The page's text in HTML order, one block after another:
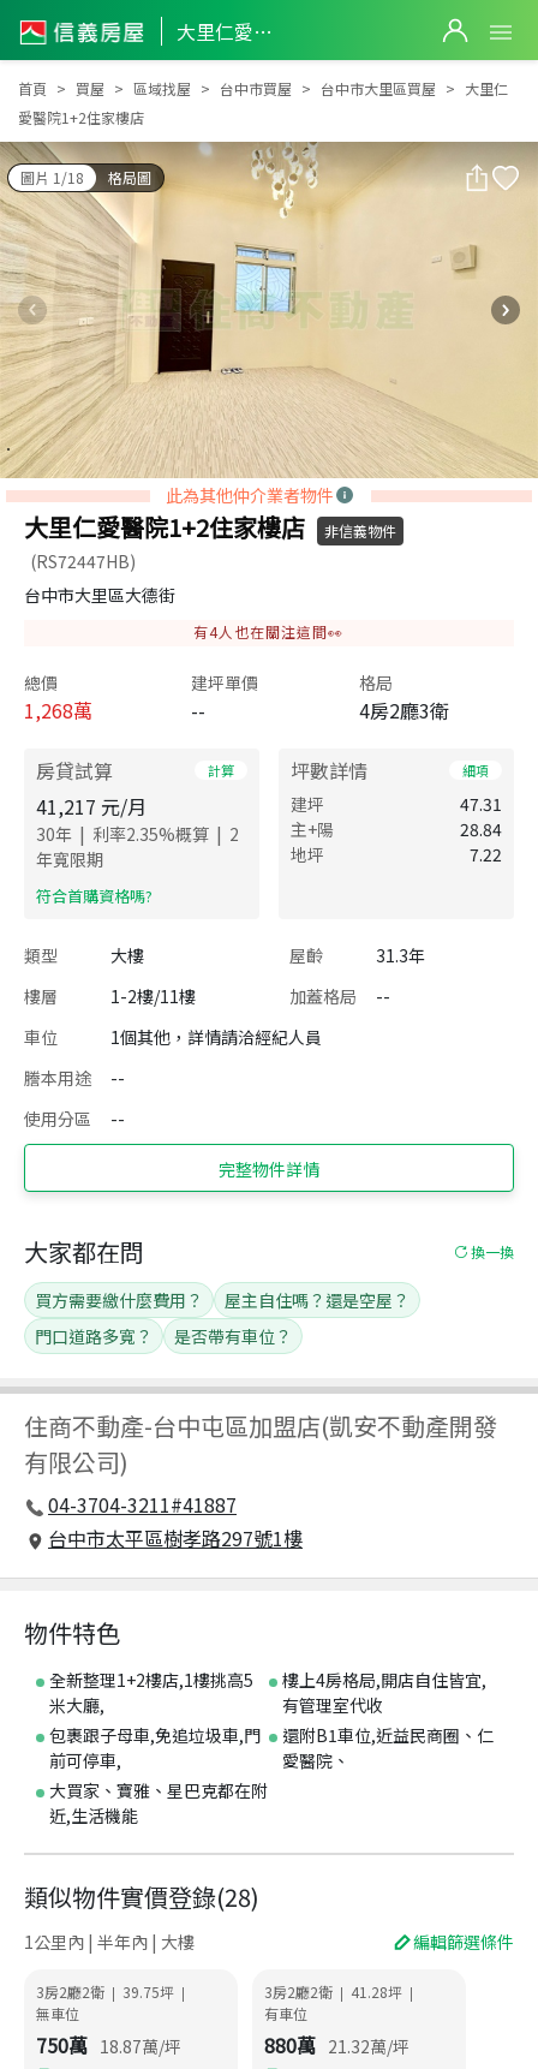
大里仁愛醫院1+2住家樓店
大里仁愛醫院1+2住家樓店
首頁 買屋 區域找屋 台中市買屋 台中市大里區買屋
大里仁
愛醫院1+2住家樓店
圖片 1/18 格局圖
此為其他仲介業者物件
大里仁愛醫院1+2住家樓店 非信義物件
(RS72447HB)
台中市大里區大德街
有4人也在關注這間👀
總價
1,268萬
建坪單價
--
格局
4房2廳3衛
房貸試算 計算
41,217 元/月
30年 | 利率2.35%概算 | 2
年寬限期
​符合首購資格嗎?
坪數詳情 細項
建坪
47.31
主+陽
28.84
地坪
7.22
類型 大樓 屋齡
31.3年
樓層
1-2樓/11樓 加蓋格局
--
車位
1個其他，詳情請洽經紀人員
謄本用途
--
使用分區
--
完整物件詳情
住商不動產-台中屯區加盟店(凱安不動產開發
有限公司)
04-3704-3211#41887
台中市太平區樹孝路297號1樓
大家都在問 換一換
買方需要繳什麼費用？
屋主自住嗎？還是空屋？
門口道路多寬？
是否帶有車位？
物件特色
全新整理1+2樓店,1樓挑高5
米大廳,
樓上4房格局,開店自住皆宜,
有管理室代收
包裹跟子母車,免追垃圾車,門
前可停車,
還附B1車位,近益民商圈、仁
愛醫院、
大買家、寶雅、星巴克都在附
近,生活機能
類似物件實價登錄(28)
1公里內 | 半年內 | 大樓 編輯篩選條件
3房2廳2衛 | 39.75坪 |
無車位
750萬 18.87萬/坪
3房2廳2衛 | 41.28坪 |
有車位
880萬 21.32萬/坪